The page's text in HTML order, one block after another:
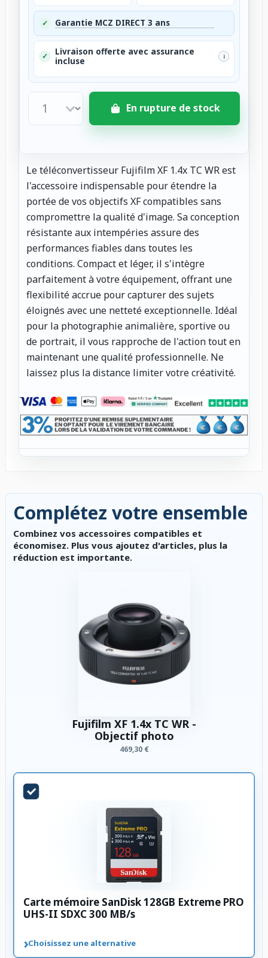
✓ Garantie MCZ DIRECT 3 ans
✓
Livraison offerte avec assurance
incluse
i
En rupture de stock
Le téléconvertisseur Fujifilm XF 1.4x TC WR est
l'accessoire indispensable pour étendre la
portée de vos objectifs XF compatibles sans
compromettre la qualité d'image. Sa conception
résistante aux intempéries assure des
performances fiables dans toutes les
conditions. Compact et léger, il s'intègre
parfaitement à votre équipement, offrant une
flexibilité accrue pour capturer des sujets
éloignés avec une netteté exceptionnelle. Idéal
pour la photographie animalière, sportive ou
de portrait, il vous rapproche de l'action tout en
maintenant une qualité professionnelle. Ne
laissez plus la distance limiter votre créativité.
Complétez votre ensemble
Combinez vos accessoires compatibles et
économisez. Plus vous ajoutez d'articles, plus la
réduction est importante.
Fujifilm XF 1.4x TC WR -
Objectif photo
469,30 €
Carte mémoire SanDisk 128GB Extreme PRO
UHS-II SDXC 300 MB/s
›Choisissez une alternative